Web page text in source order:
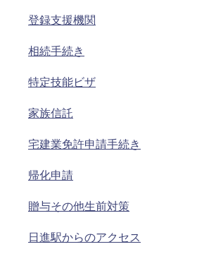
登録支援機関
相続手続き
特定技能ビザ
家族信託
宅建業免許申請手続き
帰化申請
贈与その他生前対策
日進駅からのアクセス